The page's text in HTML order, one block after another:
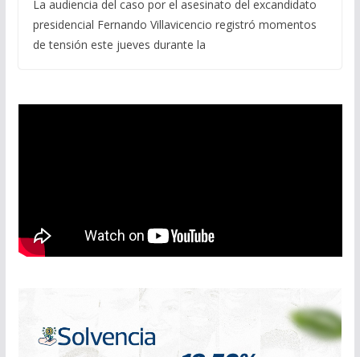
La audiencia del caso por el asesinato del excandidato
presidencial Fernando Villavicencio registró momentos
de tensión este jueves durante la